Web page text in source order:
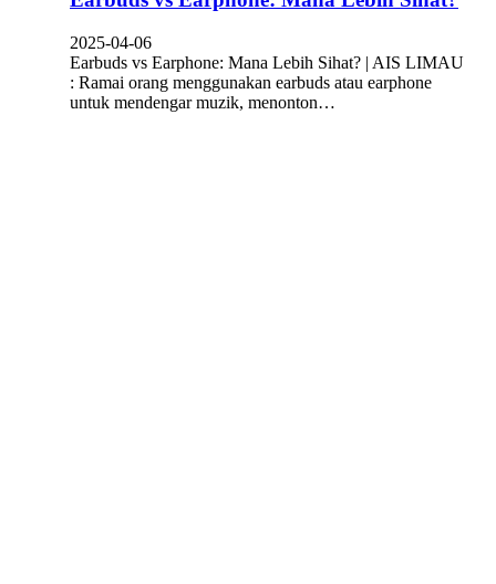
2025-04-06
Earbuds vs Earphone: Mana Lebih Sihat? | AIS LIMAU
: Ramai orang menggunakan earbuds atau earphone
untuk mendengar muzik, menonton…